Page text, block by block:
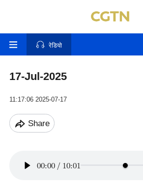
रेडियो
17-Jul-2025
11:17:06 2025-07-17
Share
00:00 / 10:01